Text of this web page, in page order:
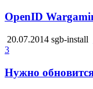
OpenID
20.07.2014 sgb-install
3
Нужно